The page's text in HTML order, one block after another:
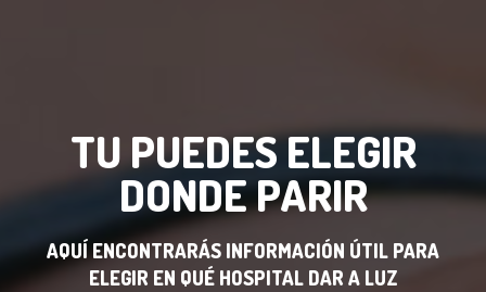
TU PUEDES ELEGIR
DONDE PARIR
AQUÍ ENCONTRARÁS INFORMACIÓN ÚTIL PARA
ELEGIR EN QUÉ HOSPITAL DAR A LUZ